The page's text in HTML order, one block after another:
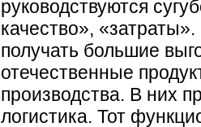
руководствуются
качество»,
получать большие
отечественные
производства. В них
логистика. Тот